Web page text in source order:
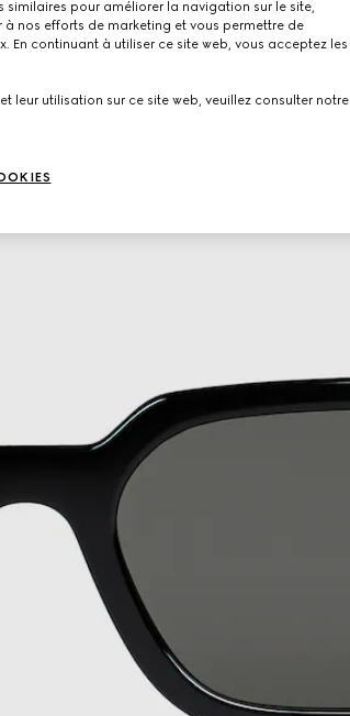
pour améliorer la navigation sur le site,
nos efforts de marketing et vous permettre de
En continuant à utiliser ce site web, vous acceptez les
leur utilisation sur ce site web, veuillez consulter notre